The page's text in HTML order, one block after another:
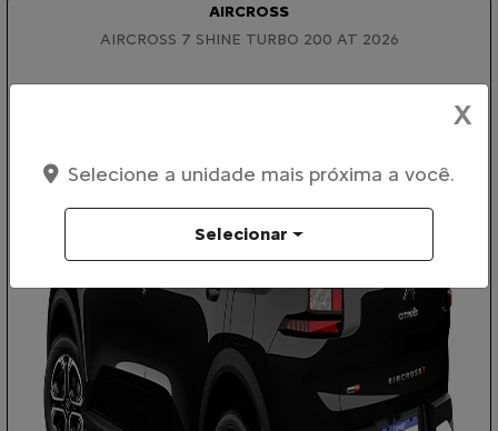
AIRCROSS
AIRCROSS 7 SHINE TURBO 200 AT 2026
X
Selecione a unidade mais próxima a você.
Selecionar